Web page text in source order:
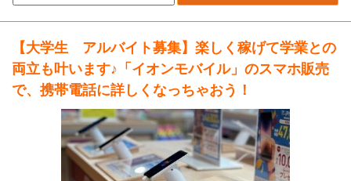
【大学生 アルバイト募集】楽しく稼げて学業との
両立も叶います♪「イオンモバイル」のスマホ販売
で、携帯電話に詳しくなっちゃおう！